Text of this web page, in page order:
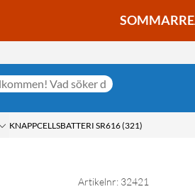
KNAPPCELLSBATTERI SR616 (321)
Artikelnr: 32421